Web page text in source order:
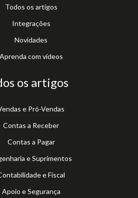
Todos os artigos
Integrações
Novidades
Aprenda com vídeos
os artigos
e Pró-Vendas
Contas a Receber
Contas a Pagar
e Suprimentos
e Fiscal
Apoio e Segurança